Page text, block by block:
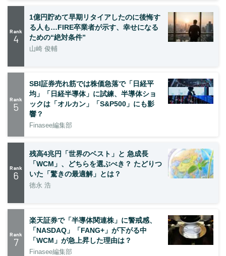
Rank
4
1億円貯めて早期リタイアしたのに後悔す
る人も…FIRE卒業者が示す、幸せになる
ための“絶対条件”
山崎 俊輔
Rank
5
SBI証券売れ筋では株価急落で「日経平
均」「日経半導体」に試練、半導体ショ
ックは「オルカン」「S&P500」にも影
響？
Finasee編集部
Rank
6
残高4兆円「世界のベスト」と 急成長
「WCM」、どちらを選ぶべき？ たどりつ
いた「驚きの最適解」とは？
徳永 浩
Rank
7
楽天証券で「半導体関連株」に警戒感、
「NASDAQ」「FANG+」が下がる中
「WCM」が急上昇した理由は？
Finasee編集部